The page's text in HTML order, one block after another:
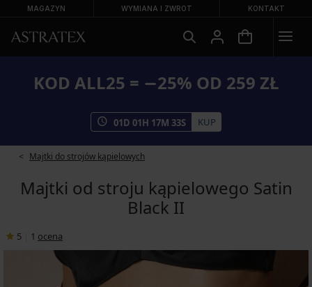
MAGAZYN WYMIANA I ZWROT KONTAKT
KOD ALL25 = −25% OD 259 ZŁ
01D 01H 17M 32S KUP
Majtki do strojów kąpielowych
Majtki od stroju kąpielowego Satin
Black II
5 1 ocena